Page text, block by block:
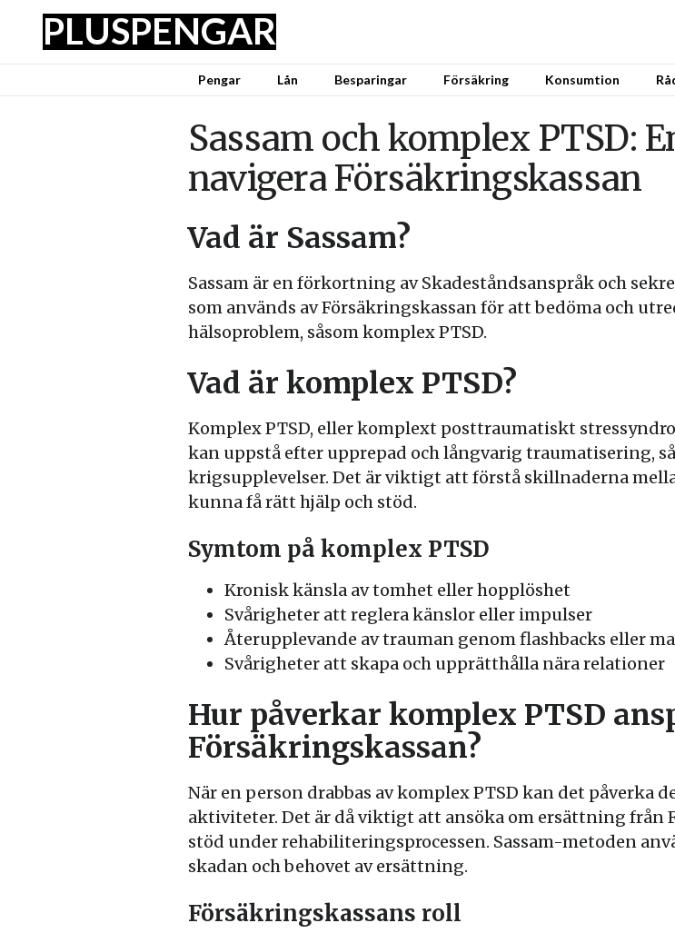
PLUSPENGAR
Pengar Lån Besparingar Försäkring Konsumtion
Sassam och komplex PTSD:
navigera Försäkringskassan
Vad är Sassam?
Sassam är en förkortning av Skadeståndsanspråk och
som används av Försäkringskassan för att bedöma och
hälsoproblem, såsom komplex PTSD.
Vad är komplex PTSD?
Komplex PTSD, eller komplext posttraumatiskt
kan uppstå efter upprepad och långvarig traumatisering,
krigsupplevelser. Det är viktigt att förstå skillnaderna
kunna få rätt hjälp och stöd.
Symtom på komplex PTSD
Kronisk känsla av tomhet eller hopplöshet
Svårigheter att reglera känslor eller impulser
Återupplevande av trauman genom flashbacks eller
Svårigheter att skapa och upprätthålla nära relationer
Hur påverkar komplex PTSD
Försäkringskassan?
När en person drabbas av komplex PTSD kan det påverka
aktiviteter. Det är då viktigt att ansöka om ersättning från
stöd under rehabiliteringsprocessen. Sassam-metoden
skadan och behovet av ersättning.
Försäkringskassans roll